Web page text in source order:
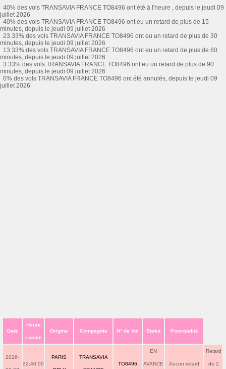
40% des vols TRANSAVIA FRANCE TO8496 ont été à l'heure , depuis le jeudi 09
juillet 2026
40% des vols TRANSAVIA FRANCE TO8496 ont eu un retard de plus de 15
minutes, depuis le jeudi 09 juillet 2026
23.33% des vols TRANSAVIA FRANCE TO8496 ont eu un retard de plus de 30
minutes, depuis le jeudi 09 juillet 2026
13.33% des vols TRANSAVIA FRANCE TO8496 ont eu un retard de plus de 60
minutes, depuis le jeudi 09 juillet 2026
3.33% des vols TRANSAVIA FRANCE TO8496 ont eu un retard de plus de 90
minutes, depuis le jeudi 09 juillet 2026
0% des vols TRANSAVIA FRANCE TO8496 ont été annulés, depuis le jeudi 09
juillet 2026
Date
Heure
Locale
Origine Compagnie N° de Vol Statut Ponctualité
2026-
22:40:00
PARIS TRANSAVIA
TO8496
EN
AVANCE Aucun retard
Retard
de 2